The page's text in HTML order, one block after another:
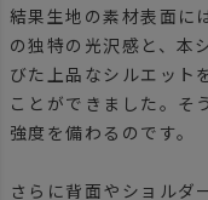
結果生地の素材表面に
の独特の光沢感と、本
びた上品なシルエット
ことができました。そ
強度を備わるのです。
さらに背面やショルダ